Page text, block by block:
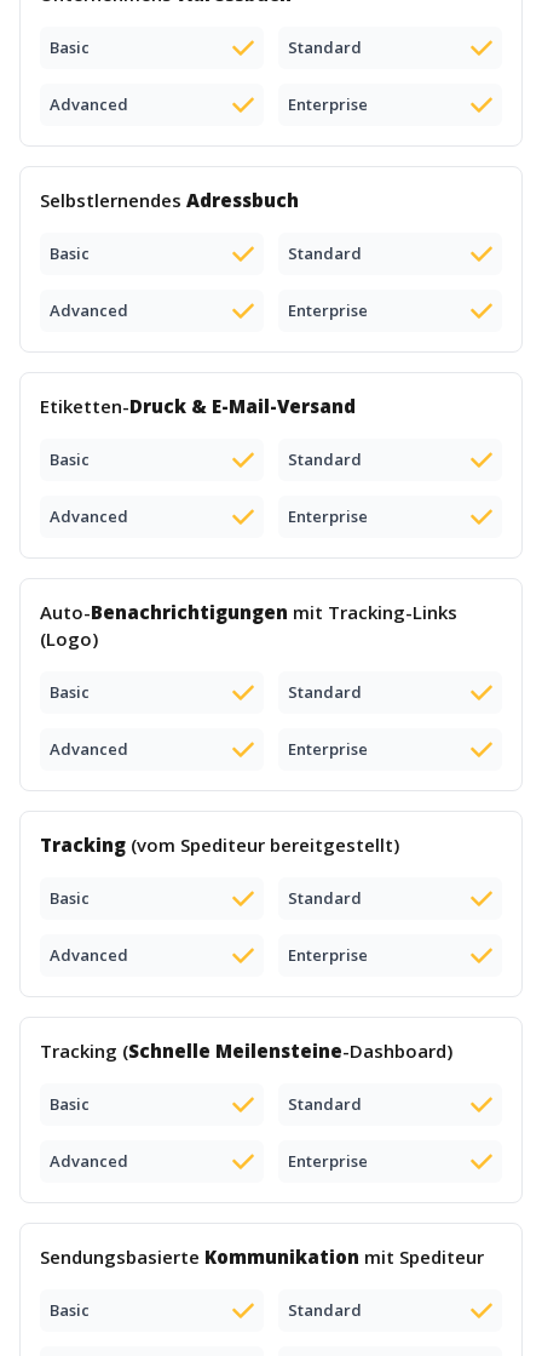
Basic Standard
Advanced Enterprise
Selbstlernendes Adressbuch
Basic Standard
Advanced Enterprise
Etiketten-Druck & E-Mail-Versand
Basic Standard
Advanced Enterprise
Auto-Benachrichtigungen mit Tracking-Links
(Logo)
Basic Standard
Advanced Enterprise
Tracking (vom Spediteur bereitgestellt)
Basic Standard
Advanced Enterprise
Tracking (Schnelle Meilensteine-Dashboard)
Basic Standard
Advanced Enterprise
Sendungsbasierte Kommunikation mit Spediteur
Basic Standard